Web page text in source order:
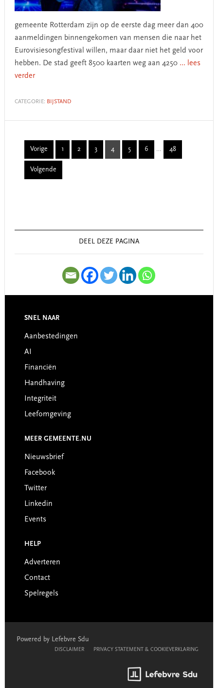
gemeente Rotterdam zijn op de eerste dag meer dan 400
aanmeldingen binnengekomen van mensen die naar het
Eurovisiesongfestival willen, maar daar niet het geld voor
hebben. De stad geeft 8500 kaarten weg aan 4250 ... lees
verder
CATEGORIE: BIJSTAND
Vorige Page
1 Page
2 Page
3 Page
4 Page
5 Page
6
Interim
pages
… Page
48
Volgende
Sidebar
DEEL DEZE PAGINA
Footer
SNEL NAAR
Aanbestedingen
AI
Financiën
Handhaving
Integriteit
Leefomgeving
MEER GEMEENTE.NU
Nieuwsbrief
Facebook
Twitter
Linkedin
Events
HELP
Adverteren
Contact
Spelregels
Powered by Lefebvre Sdu
DISCLAIMER PRIVACY STATEMENT & COOKIEVERKLARING